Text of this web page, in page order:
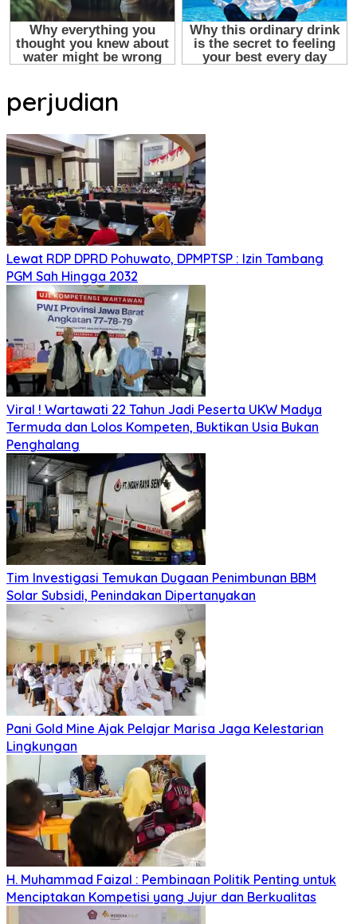
perjudian
Lewat RDP DPRD Pohuwato, DPMPTSP : Izin Tambang
PGM Sah Hingga 2032
Viral ! Wartawati 22 Tahun Jadi Peserta UKW Madya
Termuda dan Lolos Kompeten, Buktikan Usia Bukan
Penghalang
Tim Investigasi Temukan Dugaan Penimbunan BBM
Solar Subsidi, Penindakan Dipertanyakan
Pani Gold Mine Ajak Pelajar Marisa Jaga Kelestarian
Lingkungan
H. Muhammad Faizal : Pembinaan Politik Penting untuk
Menciptakan Kompetisi yang Jujur dan Berkualitas